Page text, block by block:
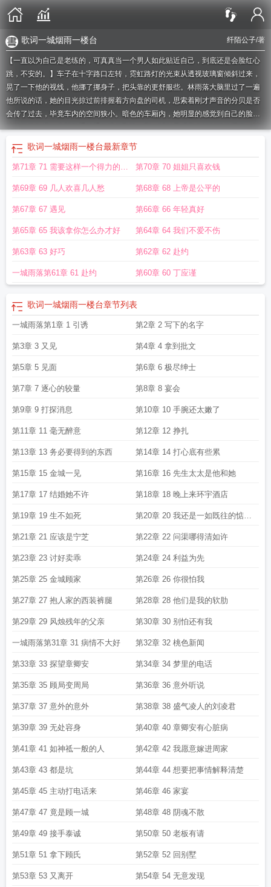
纤陌公子/著
歌词一城烟雨一楼台
【一直以为自己是老练的，可真真当一个男人如此贴近自己，到底还是会脸红心
跳，不安的。】车子在十字路口左转，霓虹路灯的光束从透视玻璃窗倾斜过来，
晃了一下他的视线，他挪了挪身子，把头靠的更舒服些。林雨落大脑里过了一遍
他所说的话，她的目光掠过前排握着方向盘的司机，思索着刚才声音的分贝是否
会传了过去，毕竟车内的空间狭小。暗色的车厢内，她明显的感觉到自己的脸火
辣辣的烧红着，心脏扑通扑通的跳的飞快。顾一城似是感觉出她纠结的紧张。`声
线沉稳低沉，似乎毫无醉意。
一城烟雨意思
歌曲
城卞之琳 一城雨一城烟雨一重楼什么意思歌词一城烟雨一楼台一城烟雨一楼
句一城落雪叶落千羽一城落花 一城烟雨楼 一城雨图片一城朝雨浥轻尘
朝雨一清晨一城落雪 又落一城一城雨赏析一城烟雨一城凉 下句
么意思风一城雨一城卞之琳一城雨 渭城朝雨一清晨一城烟雨下一句是什么
城风雨作品集一城雨卞之琳 一城烟雨下一句是什么歌 一城雨简谱
歌词一城烟雨一楼台最新章节
第71章 71 需要这样一个得力的妻
子
第70章 70 姐姐只喜欢钱
第69章 69 几人欢喜几人愁 第68章 68 上帝是公平的
第67章 67 遇见 第66章 66 年轻真好
第65章 65 我该拿你怎么办才好 第64章 64 我们不爱不伤
第63章 63 好巧 第62章 62 赴约
一城雨落第61章 61 赴约 第60章 60 丁应谨
歌词一城烟雨一楼台章节列表
一城雨落第1章 1 引诱 第2章 2 写下的名字
第3章 3 又见 第4章 4 拿到批文
第5章 5 见面 第6章 6 极尽绅士
第7章 7 逐心的较量 第8章 8 宴会
第9章 9 打探消息 第10章 10 手腕还太嫩了
第11章 11 毫无醉意 第12章 12 挣扎
第13章 13 务必要得到的东西 第14章 14 打心底有些累
第15章 15 金城一见 第16章 16 先生太太是他和她
第17章 17 结婚她不许 第18章 18 晚上来环宇酒店
第19章 19 生不如死 第20章 20 我还是一如既往的惦念
着你
第21章 21 应该是宁芝 第22章 22 问渠哪得清如许
第23章 23 讨好卖乖 第24章 24 利益为先
第25章 25 金城顾家 第26章 26 你很怕我
第27章 27 抱人家的西装裤腿 第28章 28 他们是我的软肋
第29章 29 风烛残年的父亲 第30章 30 别怕还有我
一城雨落第31章 31 病情不大好 第32章 32 桃色新闻
第33章 33 探望章卿安 第34章 34 梦里的电话
第35章 35 顾局变周局 第36章 36 意外听说
第37章 37 意外的意外 第38章 38 盛气凌人的刘凌君
第39章 39 无处容身 第40章 40 章卿安有心脏病
第41章 41 如神祗一般的人 第42章 42 我愿意嫁进周家
第43章 43 都是坑 第44章 44 想要把事情解释清楚
第45章 45 主动打电话来 第46章 46 家宴
第47章 47 竟是顾一城 第48章 48 阴魂不散
第49章 49 接手泰诚 第50章 50 老板有请
第51章 51 拿下顾氏 第52章 52 回别墅
第53章 53 又离开 第54章 54 无意发现